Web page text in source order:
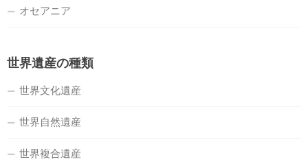
オセアニア
世界遺産の種類
世界文化遺産
世界自然遺産
世界複合遺産